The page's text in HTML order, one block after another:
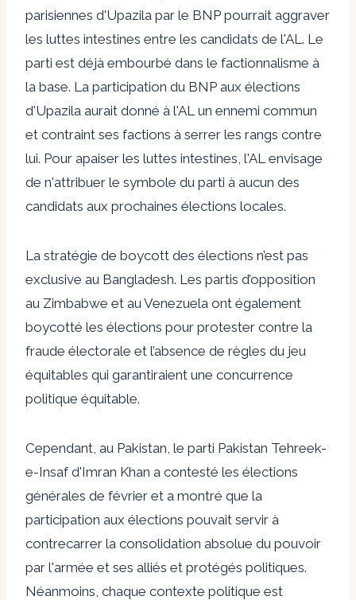
parisiennes d'Upazila par le BNP pourrait aggraver
les luttes intestines entre les candidats de l'AL. Le
parti est déjà embourbé dans le factionnalisme à
la base. La participation du BNP aux élections
d'Upazila aurait donné à l'AL un ennemi commun
et contraint ses factions à serrer les rangs contre
lui. Pour apaiser les luttes intestines, l'AL envisage
de n'attribuer le symbole du parti à aucun des
candidats aux prochaines élections locales.
La stratégie de boycott des élections n’est pas
exclusive au Bangladesh. Les partis d’opposition
au Zimbabwe et au Venezuela ont également
boycotté les élections pour protester contre la
fraude électorale et l’absence de règles du jeu
équitables qui garantiraient une concurrence
politique équitable.
Cependant, au Pakistan, le parti Pakistan Tehreek-
e-Insaf d'Imran Khan a contesté les élections
générales de février et a montré que la
participation aux élections pouvait servir à
contrecarrer la consolidation absolue du pouvoir
par l'armée et ses alliés et protégés politiques.
Néanmoins, chaque contexte politique est